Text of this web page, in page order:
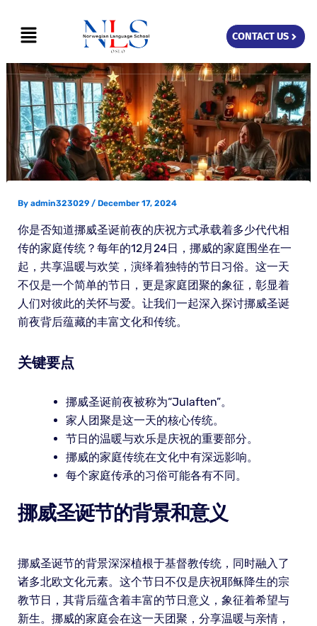
content
Menu CONTACT US
By admin323029 / December 17, 2024
你是否知道挪威圣诞前夜的庆祝方式承载着多少代代相
传的家庭传统？每年的12月24日，挪威的家庭围坐在一
起，共享温暖与欢笑，演绎着独特的节日习俗。这一天
不仅是一个简单的节日，更是家庭团聚的象征，彰显着
人们对彼此的关怀与爱。让我们一起深入探讨挪威圣诞
前夜背后蕴藏的丰富文化和传统。
关键要点
挪威圣诞前夜被称为“Julaften”。
家人团聚是这一天的核心传统。
节日的温暖与欢乐是庆祝的重要部分。
挪威的家庭传统在文化中有深远影响。
每个家庭传承的习俗可能各有不同。
挪威圣诞节的背景和意义
挪威圣诞节的背景深深植根于基督教传统，同时融入了
诸多北欧文化元素。这个节日不仅是庆祝耶稣降生的宗
教节日，其背后蕴含着丰富的节日意义，象征着希望与
新生。挪威的家庭会在这一天团聚，分享温暖与亲情，